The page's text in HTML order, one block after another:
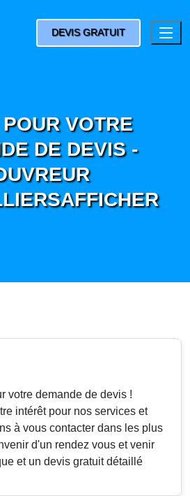
DEVIS GRATUIT
VOTRE
DE DEVIS -
votre demande de devis !
intérêt pour nos services et
à vous contacter dans les plus
d'un rendez vous et venir
et un devis gratuit détaillé